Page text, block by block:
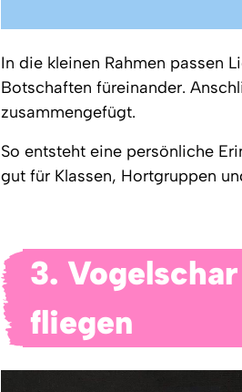
In die kleinen Rahmen passen
Botschaften füreinander.
zusammengefügt.
So entsteht eine persönliche
gut für Klassen, Hortgruppen
3.
fliegen